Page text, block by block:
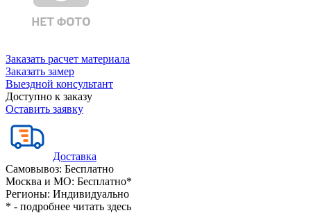
Заказать расчет материала
Заказать замер
Выездной консультант
Доступно к заказу
Оставить заявку
Доставка
Самовывоз: Бесплатно
Москва и МО: Бесплатно*
Регионы: Индивидуально
* - подробнее читать здесь